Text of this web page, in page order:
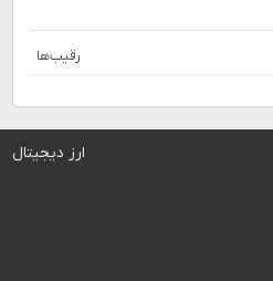
رقیب‌ها
ارز دیجیتال